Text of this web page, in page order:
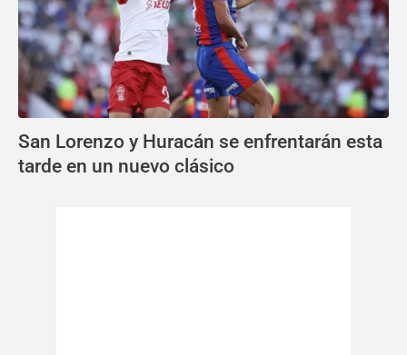
San Lorenzo y Huracán se enfrentarán esta
tarde en un nuevo clásico